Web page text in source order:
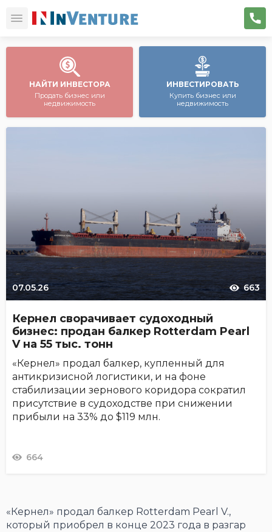
НАЙТИ ИНВЕСТОРА
Продать бизнес или
недвижимость
ИНВЕСТИРОВАТЬ
Купить бизнес или
недвижимость
07.05.26 663
Кернел сворачивает судоходный
бизнес: продан балкер Rotterdam Pearl
V на 55 тыс. тонн
«Кернел» продал балкер, купленный для
антикризисной логистики, и на фоне
стабилизации зернового коридора сократил
присутствие в судоходстве при снижении
прибыли на 33% до $119 млн.
664
«Кернел» продал балкер Rotterdam Pearl V.,
который приобрел в конце 2023 года в разгар